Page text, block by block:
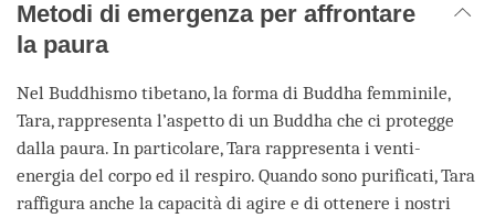
Metodi di emergenza per affrontare
la paura
Nel Buddhismo tibetano, la forma di Buddha femminile,
Tara, rappresenta l’aspetto di un Buddha che ci protegge
dalla paura. In particolare, Tara rappresenta i venti-
energia del corpo ed il respiro. Quando sono purificati, Tara
raffigura anche la capacità di agire e di ottenere i nostri